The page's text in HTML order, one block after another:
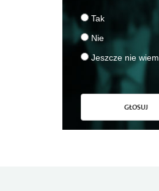
Tak
Nie
Jeszcze nie wiem
GŁOSUJ